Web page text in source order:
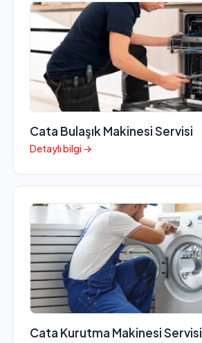
Cata Bulaşık Makinesi Servisi
Detaylı bilgi →
Cata Kurutma Makinesi Servisi